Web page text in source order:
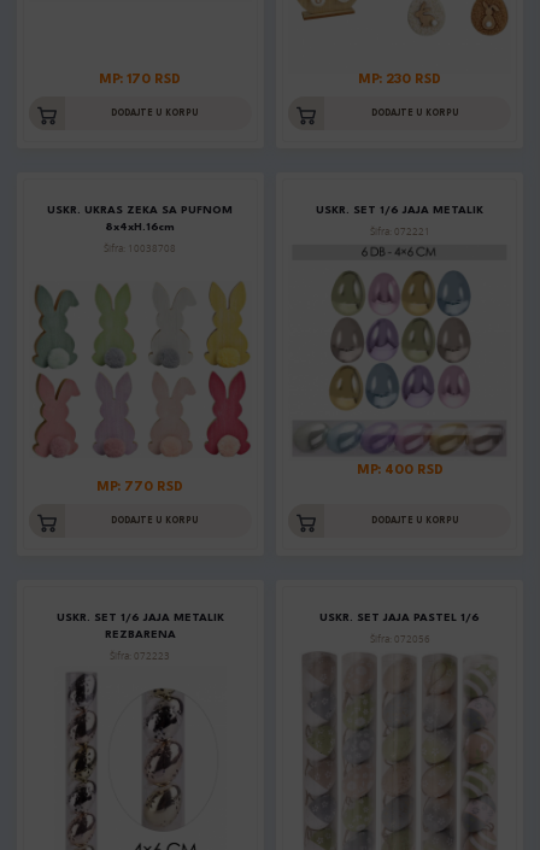
MP: 170 RSD
DODAJTE U KORPU
MP: 230 RSD
DODAJTE U KORPU
USKR. UKRAS ZEKA SA PUFNOM
8x4xH.16cm
Šifra: 10038708
MP: 770 RSD
DODAJTE U KORPU
USKR. SET 1/6 JAJA METALIK
Šifra: 072221
MP: 400 RSD
DODAJTE U KORPU
USKR. SET 1/6 JAJA METALIK
REZBARENA
Šifra: 072223
USKR. SET JAJA PASTEL 1/6
Šifra: 072056